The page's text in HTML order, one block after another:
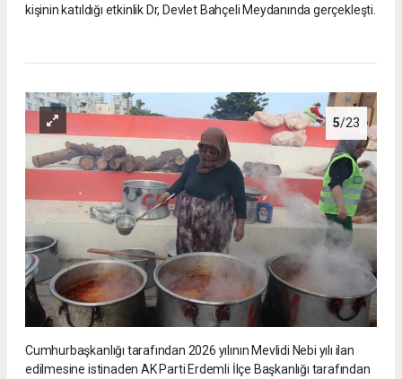
kişinin katıldığı etkinlik Dr, Devlet Bahçeli Meydanında gerçekleşti.
5/23
Cumhurbaşkanlığı tarafından 2026 yılının Mevlidi Nebi yılı ilan
edilmesine istinaden AK Parti Erdemli İlçe Başkanlığı tarafından